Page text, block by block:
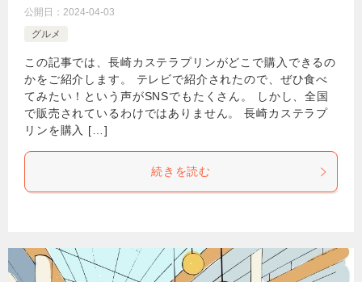
公開日： 2024-04-03
グルメ
この記事では、長崎カステラプリンがどこで購入できるの
かをご紹介します。 テレビで紹介されたので、ぜひ食べ
てみたい！という声がSNSでもたくさん。 しかし、全国
で販売されているわけではありません。 長崎カステラプ
リンを購入 […]
続きを読む